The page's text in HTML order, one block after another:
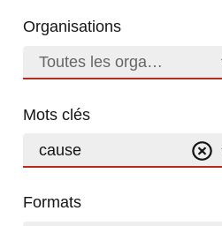
Organisations
Toutes les organisations
Mots clés
cause
Formats